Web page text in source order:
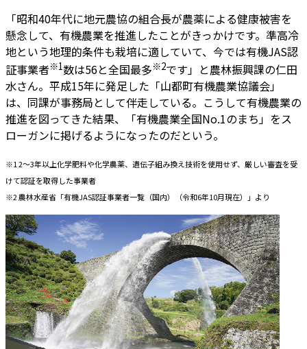
「昭和40年代に地元農協の組合長が農薬による健康被害を
懸念して、有機農業を推進したことがきっかけです。準高冷
地という地理的条件も栽培に適していて、今では有機JAS認
証事業者※1数は56と全国最多※2です」と農林振興課の仁田
水さん。平成15年に発足した「山都町有機農業協議会」
は、同課が事務局として伴走している。こうして有機農業の
推進を図ってきた結果、「有機農業全国No.1のまち」をス
ローガンに掲げるようになったのだという。
※1 2～3年以上化学肥料や化学農薬、遺伝子組み換え技術を使用せず、厳しい審査を受
けて認証を取得した事業者
※2 農林水産省「有機JAS認証事業者一覧（国内）（令和6年10月現在）」より